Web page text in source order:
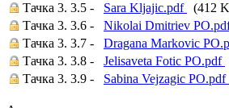
Тачка 3. 3.5 -
Sara Kljajic.pdf
(412
Тачка 3. 3.6 -
Nikolai Dmitriev
Тачка 3. 3.7 -
Dragana Markovic
Тачка 3. 3.8 -
Jelisaveta Fotic PO.pdf
Тачка 3. 3.9 -
Sabina Vejzagic PO.pdf